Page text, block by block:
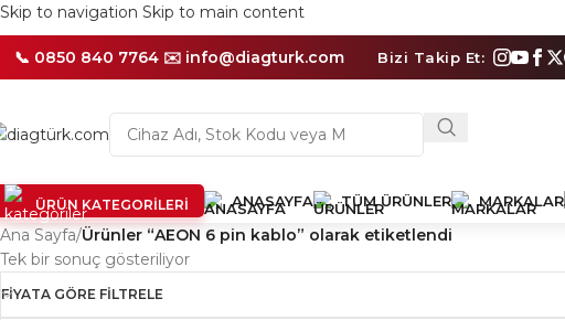
Skip to navigation Skip to main content
📞 0850 840 7764 ✉️ info@diagturk.com
1
Distribütör
Garantili
Bizi Takip Et:
ÜRÜN KATEGORILERI ANASAYFA TÜM ÜRÜNLER MARKALAR
Ana Sayfa/Ürünler “AEON 6 pin kablo” olarak etiketlendi
Tek bir sonuç gösteriliyor
FIYATA GÖRE FILTRELE